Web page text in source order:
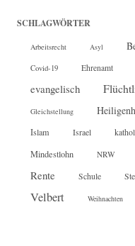
SCHLAGWÖRTER
Arbeitsrecht Asyl
Covid-19 Ehrenamt
evangelisch
Gleichstellung
Islam Israel
Mindestlohn NRW
Rente Schule
Velbert Weihnachten